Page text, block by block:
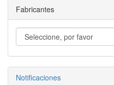
Fabricantes
Notificaciones